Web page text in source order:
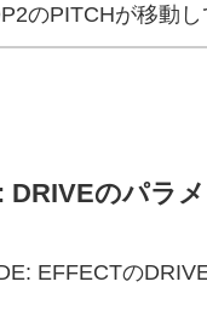
のPITCHが移動し
DRIVEのパラ
EFFECTの